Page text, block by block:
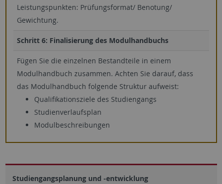
Leistungspunkten: Prüfungsformat/ Benotung/
Gewichtung.
Schritt 6: Finalisierung des Modulhandbuchs
Fügen Sie die einzelnen Bestandteile in einem
Modulhandbuch zusammen. Achten Sie darauf, dass
das Modulhandbuch folgende Struktur aufweist:
Qualifikationsziele des Studiengangs
Studienverlaufsplan
Modulbeschreibungen
Studiengangsplanung und -entwicklung